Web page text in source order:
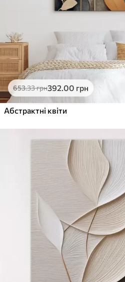
653.33грн392.00 грн
Абстрактні квіти